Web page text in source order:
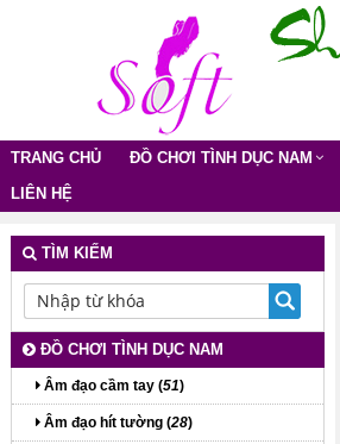
TRANG CHỦ ĐỒ CHƠI TÌNH DỤC NAM
LIÊN HỆ
TÌM KIẾM
ĐỒ CHƠI TÌNH DỤC NAM
Âm đạo cầm tay (51)
Âm đạo hít tường (28)